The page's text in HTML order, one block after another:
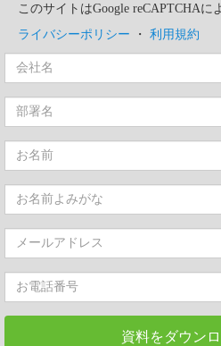
このサイトはGoogle reCAPTCHAに
ライバシーポリシー ・ 利用規約
資料をダウン